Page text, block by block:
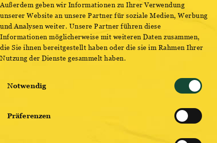
Vinyl & Music Summer Nights: Dolce Vita im Gold
Fassl
Die Vinyl & Music Summer Nights
kehren auch dieses
Jahr am Bierfest ein. Am 21. und 22. August heißt es
Bei freiem Eintritt trifft Braukunst auf Musikleidenschaft.
neuen
“ – sorgt, liefert Vinyl & Music den
dolce-vita-Drink aus
.. Von Zucchero über Gianna Nannini bis
Außerdem geben wir Informationen zu Ihrer Verwendung
unserer Website an unsere Partner für soziale Medien, Werbung
und Analysen weiter. Unsere Partner führen diese
Informationen möglicherweise mit weiteren Daten zusammen,
die Sie ihnen bereitgestellt haben oder die sie im Rahmen Ihrer
Nutzung der Dienste gesammelt haben.
Notwendig
Präferenzen